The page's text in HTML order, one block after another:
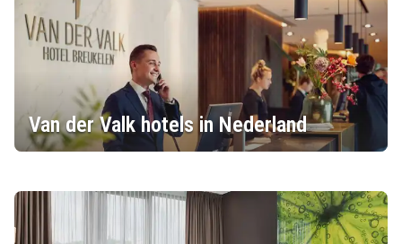
Van der Valk hotels in Nederland